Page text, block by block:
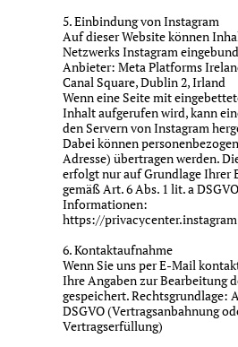
5. Einbindung von Instagram
Auf dieser Website können
Netzwerks Instagram
Anbieter: Meta Platforms
Canal Square, Dublin 2, Irland
Wenn eine Seite mit
Inhalt aufgerufen wird, kann
den Servern von Instagram
Dabei können
Adresse) übertragen werden.
erfolgt nur auf Grundlage Ihrer
gemäß Art. 6 Abs. 1 lit. a
Informationen:
https://
6. Kontaktaufnahme
Wenn Sie uns per E-Mail
Ihre Angaben zur Bearbeitung
gespeichert. Rechtsgrundlage:
DSGVO (Vertragsanbahnung
Vertragserfüllung)